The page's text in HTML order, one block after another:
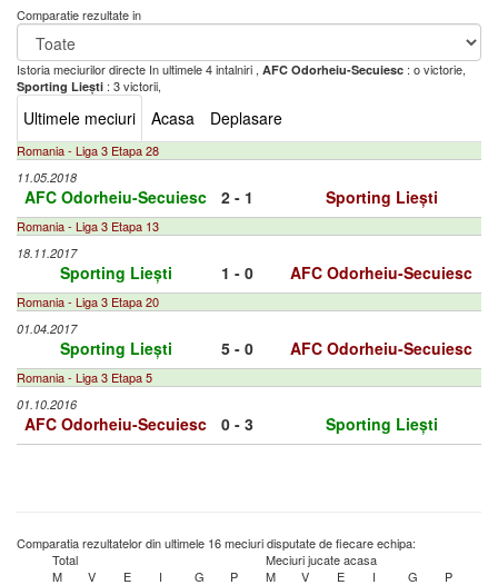
Comparatie rezultate in
Istoria meciurilor directe In ultimele 4 intalniri , AFC Odorheiu-Secuiesc : o victorie,
Sporting Liești : 3 victorii,
Ultimele meciuri Acasa Deplasare
Romania - Liga 3 Etapa 28
11.05.2018
AFC Odorheiu-Secuiesc 2 - 1 Sporting Liești
Romania - Liga 3 Etapa 13
18.11.2017
Sporting Liești 1 - 0 AFC Odorheiu-Secuiesc
Romania - Liga 3 Etapa 20
01.04.2017
Sporting Liești 5 - 0 AFC Odorheiu-Secuiesc
Romania - Liga 3 Etapa 5
01.10.2016
AFC Odorheiu-Secuiesc 0 - 3 Sporting Liești
Comparatia rezultatelor din ultimele 16 meciuri disputate de fiecare echipa:
Total
Meciuri jucate acasa
M
V E I G P M V E I G
P